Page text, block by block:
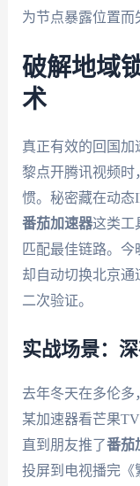
为节点暴露位置而
破解地域
术
真正有效的回国加
黎点开腾讯视频时
惯。秘密藏在动态
番茄加速器这类工
匹配最佳链路。
却自动切换北京通
二次验证。
实战场景：
去年冬天在多伦多
某加速器看芒果
直到朋友推了番茄
投屏到电视播完《